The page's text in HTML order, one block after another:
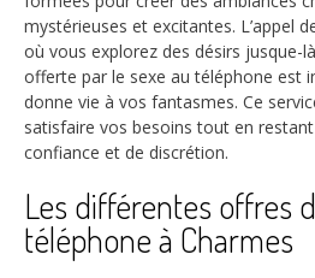
mystérieuses et excitantes. L’appel
où vous explorez des désirs jusque-
offerte par le sexe au téléphone est
donne vie à vos fantasmes. Ce
satisfaire vos besoins tout en
confiance et de discrétion.
Les différentes offres
téléphone à Charmes